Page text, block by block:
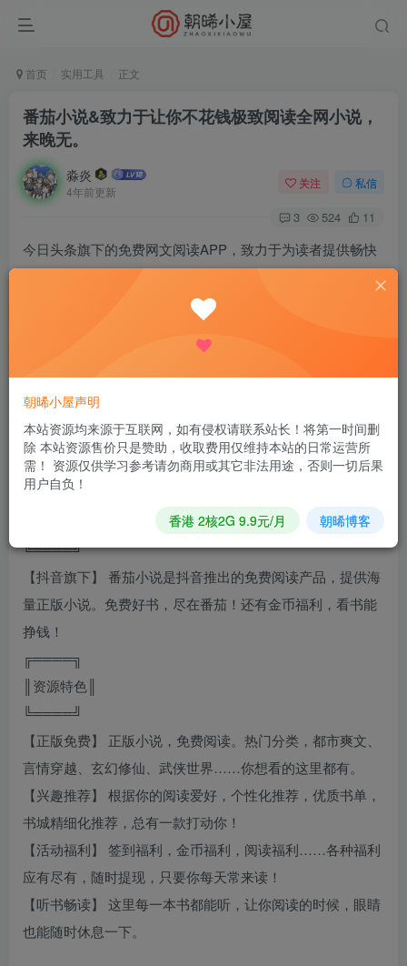
首页 实用工具 正文
番茄小说&致力于让你不花钱极致阅读全网小说，
来晚无。
淼炎
4年前更新
关注 私信
3 524 11
今日头条旗下的免费网文阅读APP，致力于为读者提供畅快
▎资源版本：v 4.9.0
▎资源大小：20.4 MB
▎适用系统：Android 4.0 +
╔════╗
╚════╝
【抖音旗下】 番茄小说是抖音推出的免费阅读产品，提供海
量正版小说。免费好书，尽在番茄！还有金币福利，看书能
挣钱！
╔════╗
║资源特色║
╚════╝
【正版免费】 正版小说，免费阅读。热门分类，都市爽文、
言情穿越、玄幻修仙、武侠世界……你想看的这里都有。
【兴趣推荐】 根据你的阅读爱好，个性化推荐，优质书单，
书城精细化推荐，总有一款打动你！
【活动福利】 签到福利，金币福利，阅读福利……各种福利
应有尽有，随时提现，只要你每天常来读！
【听书畅读】 这里每一本书都能听，让你阅读的时候，眼睛
也能随时休息一下。
朝晞小屋声明
本站资源均来源于互联网，如有侵权请联系站长！将第一时间删
除 本站资源售价只是赞助，收取费用仅维持本站的日常运营所
需！ 资源仅供学习参考请勿商用或其它非法用途，否则一切后果
用户自负！
香港 2核2G 9.9元/月 朝晞博客